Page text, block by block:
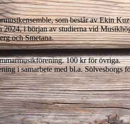
som består av Ekin
2024, i början av studierna vid
och Smetana.
100 kr för övriga.
i samarbete med bl.a. Sölvesborgs